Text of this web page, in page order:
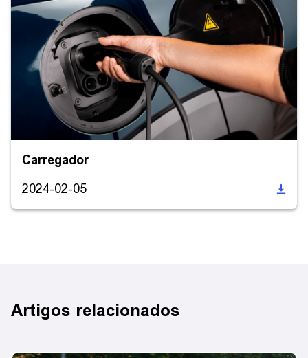
Carregador
2024-02-05
Artigos relacionados